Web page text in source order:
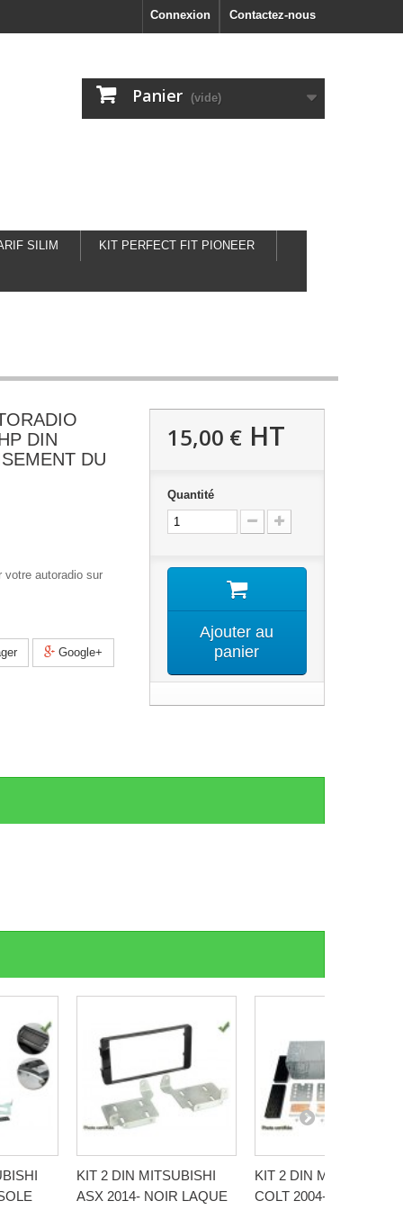
Contactez-nous
Connexion
Panier (vide)
SILIM KIT PERFECT FIT PIONEER
DIN
DU
votre autoradio sur
Google+
15,00 €HT
Quantité
Ajouter au
panier
KIT 2 DIN MITSUBISHI
ASX 2014- NOIR LAQUE
KIT 2 DIN MITSUBISHI
COLT 2004-2008 NOIR